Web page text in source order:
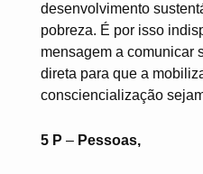
desenvolvimento
pobreza. É por isso
mensagem a comunicar
direta para que a
consciencialização
5 P – Pessoas,